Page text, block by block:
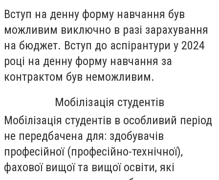
Вступ на денну форму навчання був
можливим виключно в разі зарахування
на бюджет. Вступ до аспірантури у 2024
році на денну форму навчання за
контрактом був неможливим.
Мобілізація студентів
Мобілізація студентів в особливий період
не передбачена для: здобувачів
професійної (професійно-технічної),
фахової вищої та вищої освіти, які